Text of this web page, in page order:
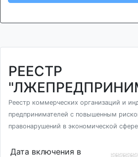
РЕЕСТР
Реестр коммерческих организаций и
предпринимателей с повышенным
правонарушений в экономической сфере
Дата включения в